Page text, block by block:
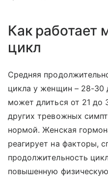
Как работает
цикл
Средняя
цикла у женщин – 28-30
может длиться от 21 до
других тревожных
нормой. Женская
реагирует на факторы,
продолжительность
повышенную физическую